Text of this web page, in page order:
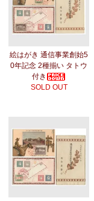
絵はがき 通信事業創始5
0年記念 2種揃い タトウ
付き
SOLD OUT